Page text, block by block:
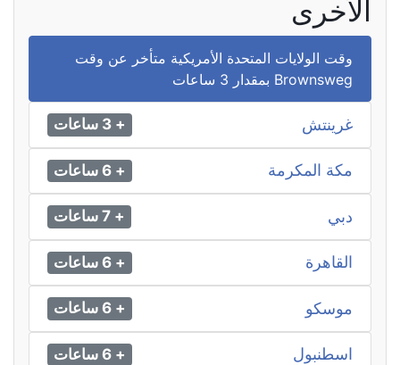
الأخرى
وقت الولايات المتحدة الأمريكية متأخر عن وقت
Brownsweg بمقدار 3 ساعات
غرينتش + 3 ساعات
مكة المكرمة + 6 ساعات
دبي + 7 ساعات
القاهرة + 6 ساعات
موسكو + 6 ساعات
اسطنبول + 6 ساعات